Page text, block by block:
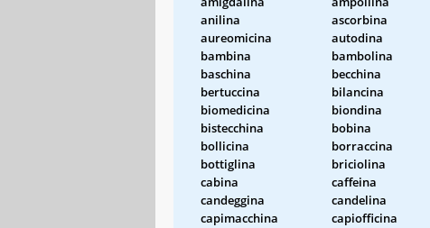
anilina
ascorbina
aureomicina
autodina
bambina
bambolina
baschina
becchina
bertuccina
bilancina
biomedicina
biondina
bistecchina
bobina
bollicina
borraccina
bottiglina
briciolina
cabina
caffeina
candeggina
candelina
capimacchina
capiofficina